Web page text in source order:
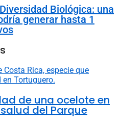
Biológica: una
generar hasta 1
de una ocelote en
del Parque